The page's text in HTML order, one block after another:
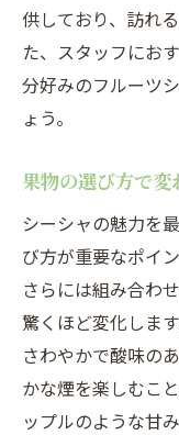
供しており、訪れ
た、スタッフにお
分好みのフルーツ
ょう。
果物の選び方で
シーシャの魅力を
び方が重要なポイ
さらには組み合わ
驚くほど変化しま
さわやかで酸味の
かな煙を楽しむこ
ップルのような甘